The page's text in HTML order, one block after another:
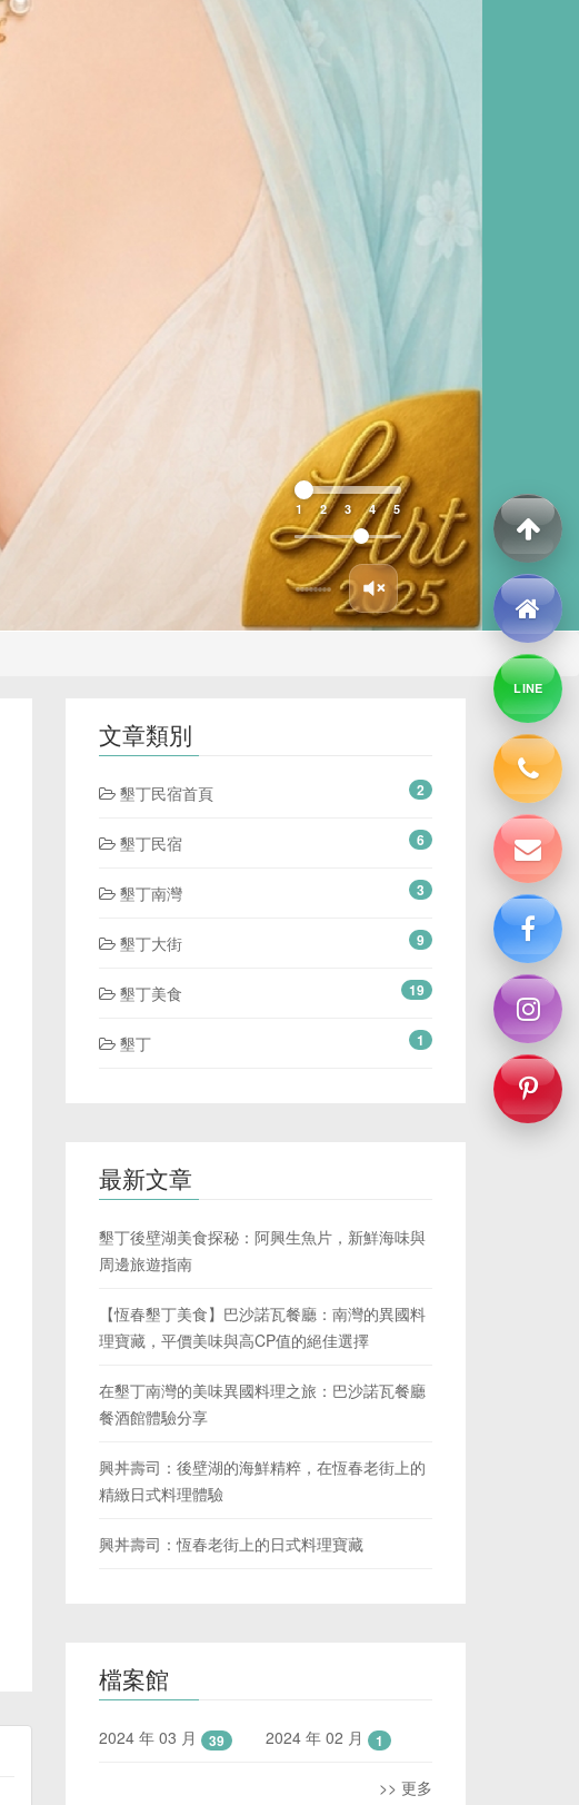
1 2 3 4 5
文章類別
墾丁民宿首頁 2
墾丁民宿 6
墾丁南灣 3
墾丁大街 9
墾丁美食 19
墾丁 1
最新文章
墾丁後壁湖美食探秘：阿興生魚片，新鮮海味與
周邊旅遊指南
【恆春墾丁美食】巴沙諾瓦餐廳：南灣的異國料
理寶藏，平價美味與高CP值的絕佳選擇
在墾丁南灣的美味異國料理之旅：巴沙諾瓦餐廳
餐酒館體驗分享
興丼壽司：後壁湖的海鮮精粹，在恆春老街上的
精緻日式料理體驗
興丼壽司：恆春老街上的日式料理寶藏
檔案館
2024 年 03 月 39 2024 年 02 月 1
>> 更多
LINE